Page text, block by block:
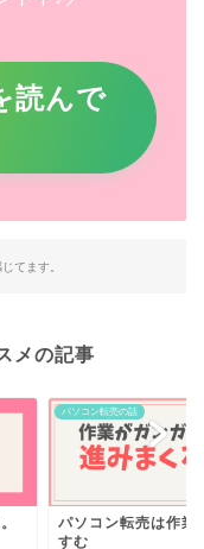
読んで
てます。
メの記事
パソコン転売の話
パソコン転売は作業
すむ